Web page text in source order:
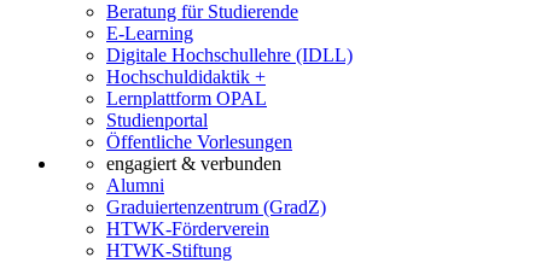
Beratung für Studierende
E-Learning
Digitale Hochschullehre (IDLL)
Hochschuldidaktik +
Lernplattform OPAL
Studienportal
Öffentliche Vorlesungen
engagiert & verbunden
Alumni
Graduiertenzentrum (GradZ)
HTWK-Förderverein
HTWK-Stiftung